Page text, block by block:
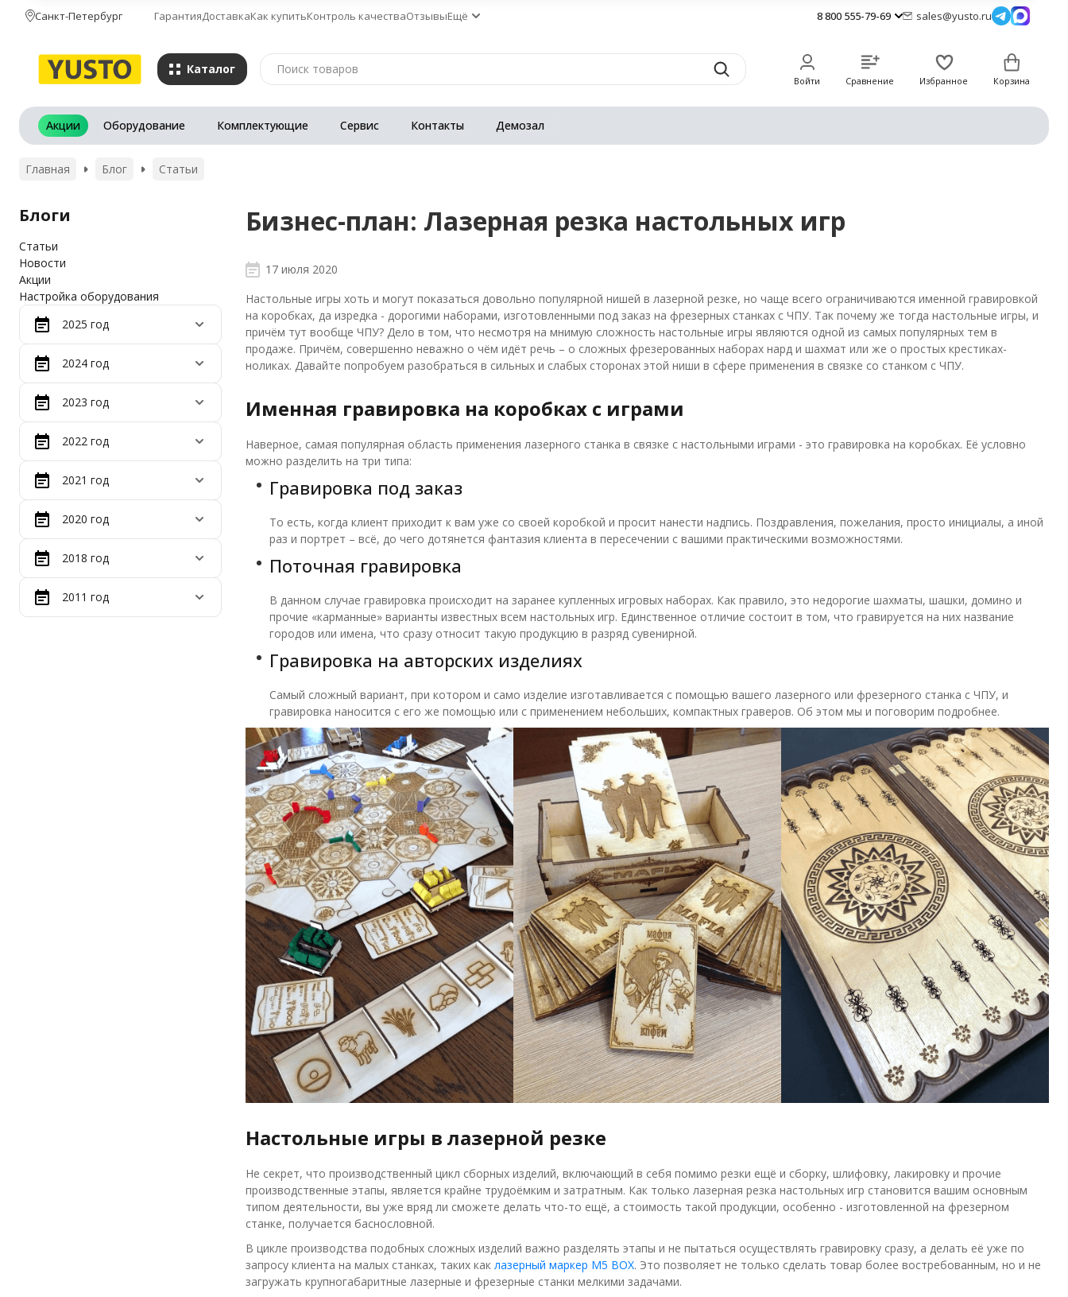
Санкт-Петербург ГарантияДоставкаКак купитьКонтроль качестваОтзывыЕщё 8 800 555-79-69 sales@yusto.ru
Каталог
Войти Сравнение Избранное Корзина
Акции Оборудование Комплектующие Сервис Контакты Демозал
Главная Блог Статьи
Бизнес-план: Лазерная резка настольных игр
17 июля 2020
Настольные игры хоть и могут показаться довольно популярной нишей в лазерной резке, но чаще всего ограничиваются именной гравировкой
на коробках, да изредка - дорогими наборами, изготовленными под заказ на фрезерных станках с ЧПУ. Так почему же тогда настольные игры, и
причём тут вообще ЧПУ? Дело в том, что несмотря на мнимую сложность настольные игры являются одной из самых популярных тем в
продаже. Причём, совершенно неважно о чём идёт речь – о сложных фрезерованных наборах нард и шахмат или же о простых крестиках-
ноликах. Давайте попробуем разобраться в сильных и слабых сторонах этой ниши в сфере применения в связке со станком с ЧПУ.
Именная гравировка на коробках с играми
Наверное, самая популярная область применения лазерного станка в связке с настольными играми - это гравировка на коробках. Её условно
можно разделить на три типа:
Гравировка под заказ
То есть, когда клиент приходит к вам уже со своей коробкой и просит нанести надпись. Поздравления, пожелания, просто инициалы, а иной
раз и портрет – всё, до чего дотянется фантазия клиента в пересечении с вашими практическими возможностями.
Поточная гравировка
В данном случае гравировка происходит на заранее купленных игровых наборах. Как правило, это недорогие шахматы, шашки, домино и
прочие «карманные» варианты известных всем настольных игр. Единственное отличие состоит в том, что гравируется на них название
городов или имена, что сразу относит такую продукцию в разряд сувенирной.
Гравировка на авторских изделиях
Самый сложный вариант, при котором и само изделие изготавливается с помощью вашего лазерного или фрезерного станка с ЧПУ, и
гравировка наносится с его же помощью или с применением небольших, компактных граверов. Об этом мы и поговорим подробнее.
Настольные игры в лазерной резке
Не секрет, что производственный цикл сборных изделий, включающий в себя помимо резки ещё и сборку, шлифовку, лакировку и прочие
производственные этапы, является крайне трудоёмким и затратным. Как только лазерная резка настольных игр становится вашим основным
типом деятельности, вы уже вряд ли сможете делать что-то ещё, а стоимость такой продукции, особенно - изготовленной на фрезерном
станке, получается баснословной.
В цикле производства подобных сложных изделий важно разделять этапы и не пытаться осуществлять гравировку сразу, а делать её уже по
запросу клиента на малых станках, таких как лазерный маркер M5 BOX. Это позволяет не только сделать товар более востребованным, но и не
загружать крупногабаритные лазерные и фрезерные станки мелкими задачами.
Блоги
Статьи
Новости
Акции
Настройка оборудования
2025 год
2024 год
2023 год
2022 год
2021 год
2020 год
2018 год
2011 год